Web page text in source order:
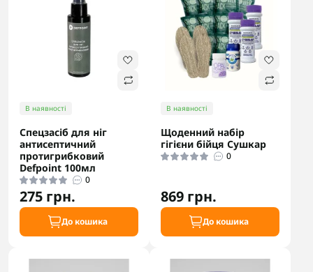
В наявності
Спецзасіб для ніг
антисептичний
протигрибковий
Defpoint 100мл
0
275 грн.
До кошика
В наявності
Щоденний набір
гігієни бійця Сушкар
0
869 грн.
До кошика